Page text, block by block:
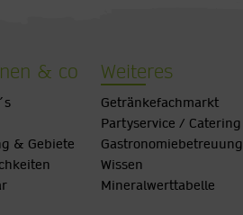
& co
& Gebiete
Weiteres
Getränkefachmarkt
Partyservice / Catering
Gastronomiebetreuung
Wissen
Mineralwerttabelle